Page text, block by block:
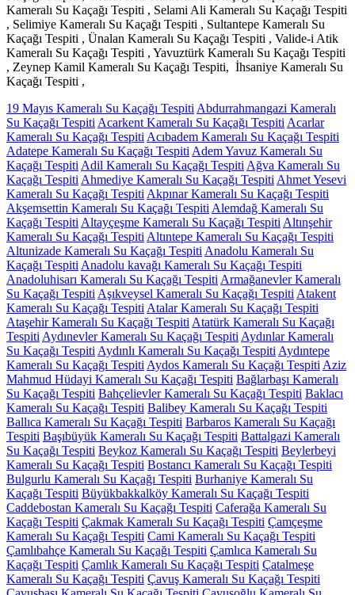
19 Mayıs Kameralı Su Kaçağı Tespiti Abdurrahmangazi Kameralı
Su Kaçağı Tespiti Acarkent Kameralı Su Kaçağı Tespiti Acarlar
Kameralı Su Kaçağı Tespiti Acıbadem Kameralı Su Kaçağı Tespiti
Adatepe Kameralı Su Kaçağı Tespiti Adem Yavuz Kameralı Su
Kaçağı Tespiti Adil Kameralı Su Kaçağı Tespiti Ağva Kameralı Su
Kaçağı Tespiti Ahmediye Kameralı Su Kaçağı Tespiti Ahmet Yesevi
Kameralı Su Kaçağı Tespiti Akpınar Kameralı Su Kaçağı Tespiti
Akşemsettin Kameralı Su Kaçağı Tespiti Alemdağ Kameralı Su
Kaçağı Tespiti Altayçeşme Kameralı Su Kaçağı Tespiti Altınşehir
Kameralı Su Kaçağı Tespiti Altıntepe Kameralı Su Kaçağı Tespiti
Altunizade Kameralı Su Kaçağı Tespiti Anadolu Kameralı Su
Kaçağı Tespiti Anadolu kavağı Kameralı Su Kaçağı Tespiti
Anadoluhisarı Kameralı Su Kaçağı Tespiti Armağanevler Kameralı
Su Kaçağı Tespiti Aşıkveysel Kameralı Su Kaçağı Tespiti Atakent
Kameralı Su Kaçağı Tespiti Atalar Kameralı Su Kaçağı Tespiti
Ataşehir Kameralı Su Kaçağı Tespiti Atatürk Kameralı Su Kaçağı
Tespiti Aydınevler Kameralı Su Kaçağı Tespiti Aydınlar Kameralı
Su Kaçağı Tespiti Aydınlı Kameralı Su Kaçağı Tespiti Aydıntepe
Kameralı Su Kaçağı Tespiti Aydos Kameralı Su Kaçağı Tespiti Aziz
Mahmud Hüdayi Kameralı Su Kaçağı Tespiti Bağlarbaşı Kameralı
Su Kaçağı Tespiti Bahçelievler Kameralı Su Kaçağı Tespiti Baklacı
Kameralı Su Kaçağı Tespiti Balibey Kameralı Su Kaçağı Tespiti
Ballıca Kameralı Su Kaçağı Tespiti Barbaros Kameralı Su Kaçağı
Tespiti Başıbüyük Kameralı Su Kaçağı Tespiti Battalgazi Kameralı
Su Kaçağı Tespiti Beykoz Kameralı Su Kaçağı Tespiti Beylerbeyi
Kameralı Su Kaçağı Tespiti Bostancı Kameralı Su Kaçağı Tespiti
Bulgurlu Kameralı Su Kaçağı Tespiti Burhaniye Kameralı Su
Kaçağı Tespiti Büyükbakkalköy Kameralı Su Kaçağı Tespiti
Caddebostan Kameralı Su Kaçağı Tespiti Caferağa Kameralı Su
Kaçağı Tespiti Çakmak Kameralı Su Kaçağı Tespiti Çamçeşme
Kameralı Su Kaçağı Tespiti Cami Kameralı Su Kaçağı Tespiti
Çamlıbahçe Kameralı Su Kaçağı Tespiti Çamlıca Kameralı Su
Kaçağı Tespiti Çamlık Kameralı Su Kaçağı Tespiti Çatalmeşe
Kameralı Su Kaçağı Tespiti Çavuş Kameralı Su Kaçağı Tespiti